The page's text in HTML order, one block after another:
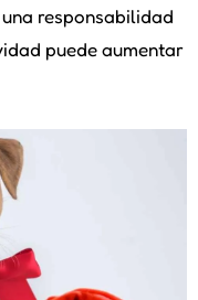
responsabilidad
puede aumentar